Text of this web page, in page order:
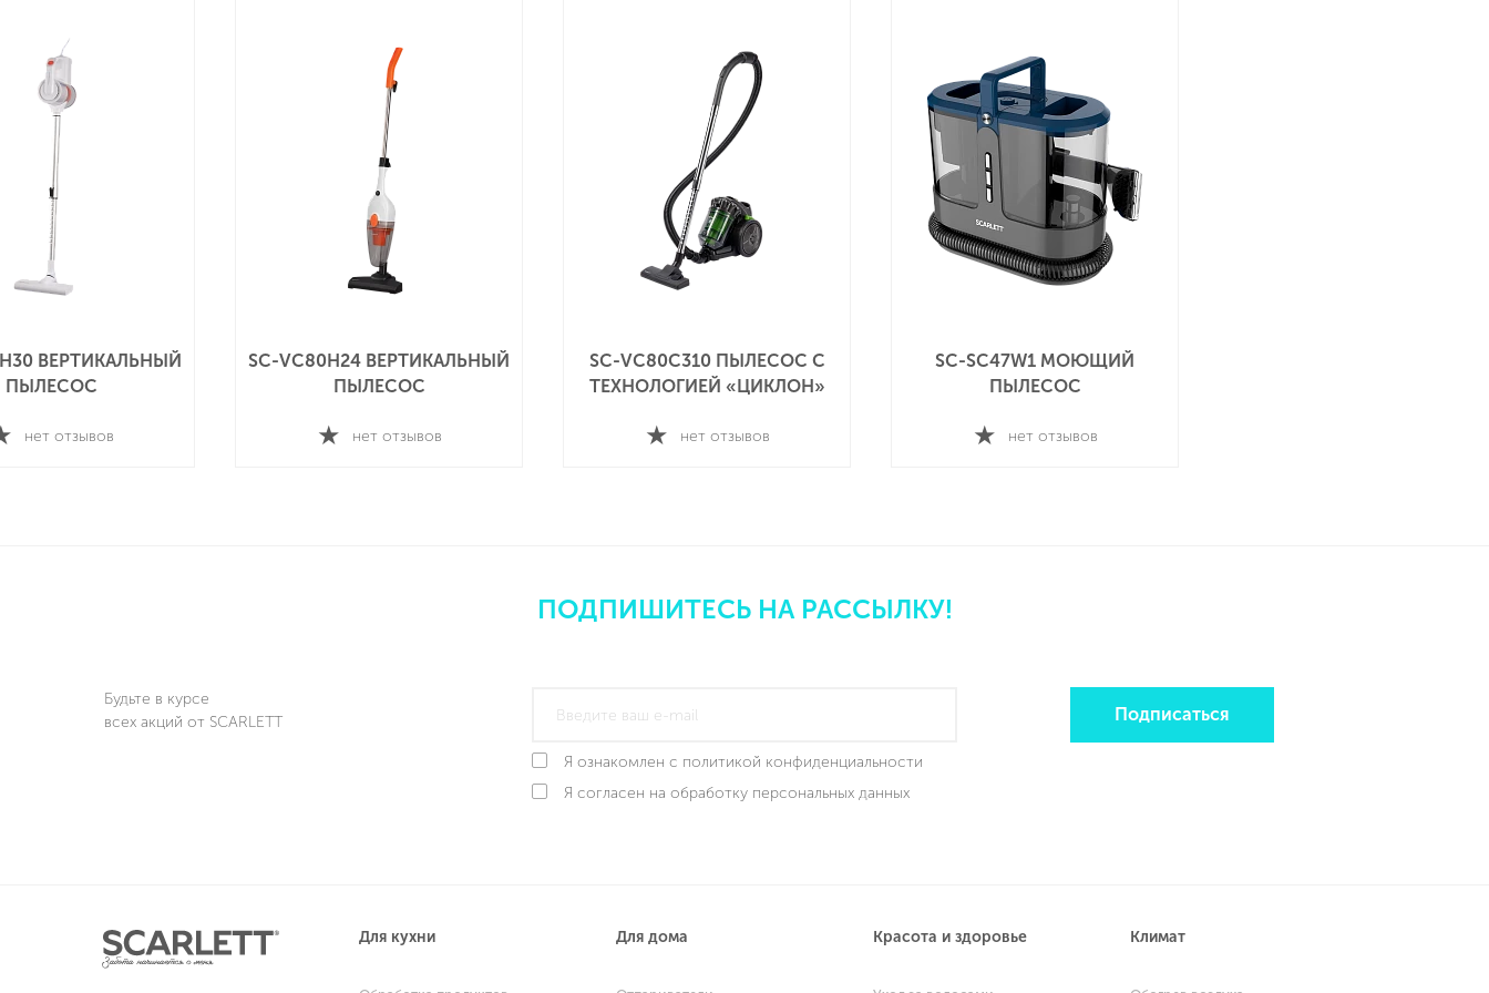
ВЕРТИКАЛЬНЫЙ
ПЫЛЕСОС
нет отзывов
SC-VC80H24 ВЕРТИКАЛЬНЫЙ
ПЫЛЕСОС
нет отзывов
SC-VC80C310 ПЫЛЕСОС С
ТЕХНОЛОГИЕЙ «ЦИКЛОН»
нет отзывов
SC-SC47W1 МОЮЩИЙ
ПЫЛЕСОС
нет отзывов
ПОДПИШИТЕСЬ НА РАССЫЛКУ!
Будьте в курсе
всех акций от SCARLETT
Я ознакомлен с политикой конфиденциальности
Я согласен на обработку персональных данных
Подписаться
Для кухни Для дома Красота и здоровье Климат